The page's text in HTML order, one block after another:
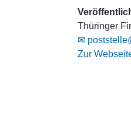
Thüringer
✉
Zur